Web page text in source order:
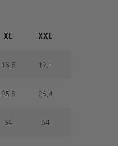
XL XXL
18,5 19,1
25,5 26,4
64 64